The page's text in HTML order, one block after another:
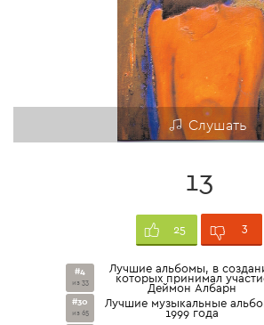
Слушать
13
25 3
#4
из 33
Лучшие альбомы, в
которых принимал
Деймон Албарн
#30
из 65
Лучшие музыкальные
1999 года